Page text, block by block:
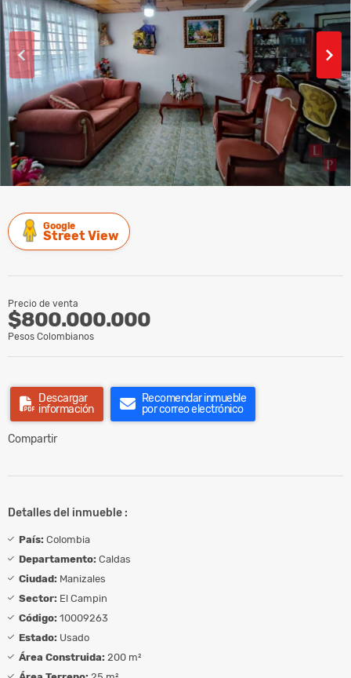
Google
Street View
Precio de venta
$800.000.000
Pesos Colombianos
Descargar
información
Recomendar inmueble
por correo electrónico
Compartir
Detalles del inmueble :
País: Colombia
Departamento: Caldas
Ciudad: Manizales
Sector: El Campin
Código: 10009263
Estado: Usado
Área Construida: 200 m²